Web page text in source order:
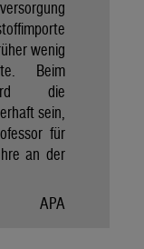
wenig
Beim
die
sein,
für
an der
APA